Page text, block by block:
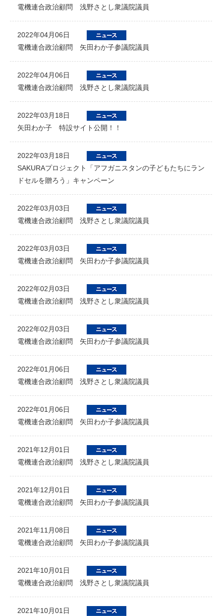
電機連合政治顧問 浅野さとし衆議院議員
2022年04月06日
電機連合政治顧問 矢田わか子参議院議員
2022年04月06日
電機連合政治顧問 浅野さとし衆議院議員
2022年03月18日
矢田わか子 特設サイト公開！！
2022年03月18日
SAKURAプロジェクト「アフガニスタンの子どもたちにラン
ドセルを贈ろう」キャンペーン
2022年03月03日
電機連合政治顧問 浅野さとし衆議院議員
2022年03月03日
電機連合政治顧問 矢田わか子参議院議員
2022年02月03日
電機連合政治顧問 浅野さとし衆議院議員
2022年02月03日
電機連合政治顧問 矢田わか子参議院議員
2022年01月06日
電機連合政治顧問 浅野さとし衆議院議員
2022年01月06日
電機連合政治顧問 矢田わか子参議院議員
2021年12月01日
電機連合政治顧問 浅野さとし衆議院議員
2021年12月01日
電機連合政治顧問 矢田わか子参議院議員
2021年11月08日
電機連合政治顧問 矢田わか子参議院議員
2021年10月01日
電機連合政治顧問 浅野さとし衆議院議員
2021年10月01日